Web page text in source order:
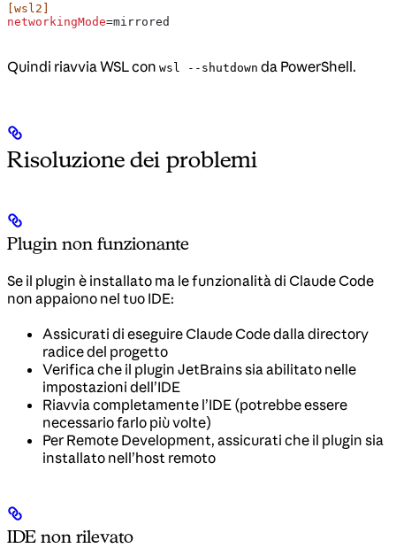
[wsl2]
networkingMode=mirrored
Quindi riavvia WSL con wsl --shutdown da PowerShell.
Risoluzione dei problemi
Plugin non funzionante
Se il plugin è installato ma le funzionalità di Claude Code
non appaiono nel tuo IDE:
Assicurati di eseguire Claude Code dalla directory
radice del progetto
Verifica che il plugin JetBrains sia abilitato nelle
impostazioni dell’IDE
Riavvia completamente l’IDE (potrebbe essere
necessario farlo più volte)
Per Remote Development, assicurati che il plugin sia
installato nell’host remoto
IDE non rilevato